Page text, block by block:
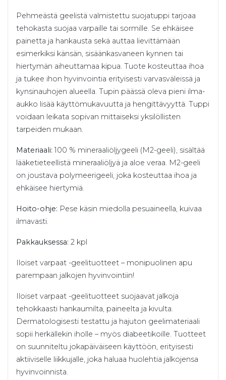
Pehmeästä geelistä valmistettu suojatuppi tarjoaa
tehokasta suojaa varpaille tai sormille. Se ehkäisee
painetta ja hankausta sekä auttaa lievittämään
esimerkiksi känsän, sisäänkasvaneen kynnen tai
hiertymän aiheuttamaa kipua. Tuote kosteuttaa ihoa
ja tukee ihon hyvinvointia erityisesti varvasväleissä ja
kynsinauhojen alueella. Tupin päässä oleva pieni ilma-
aukko lisää käyttömukavuutta ja hengittävyyttä. Tuppi
voidaan leikata sopivan mittaiseksi yksilöllisten
tarpeiden mukaan.
Materiaali: 100 % mineraaliöljygeeli (M2-geeli), sisältää
lääketieteellistä mineraaliöljyä ja aloe veraa. M2-geeli
on joustava polymeerigeeli, joka kosteuttaa ihoa ja
ehkäisee hiertymiä.
Hoito-ohje: Pese käsin miedolla pesuaineella, kuivaa
ilmavasti.
Pakkauksessa: 2 kpl
Iloiset varpaat -geelituotteet – monipuolinen apu
parempaan jalkojen hyvinvointiin!
Iloiset varpaat -geelituotteet suojaavat jalkoja
tehokkaasti hankaumilta, paineelta ja kivulta.
Dermatologisesti testattu ja hajuton geelimateriaali
sopii herkällekin iholle – myös diabeetikoille. Tuotteet
on suunniteltu jokapäiväiseen käyttöön, erityisesti
aktiiviselle liikkujalle, joka haluaa huolehtia jalkojensa
hyvinvoinnista.